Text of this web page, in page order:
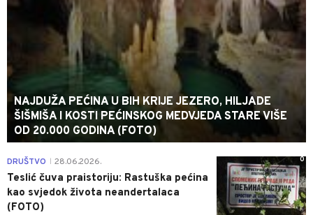
NAJDUŽA PEĆINA U BIH KRIJE JEZERO, HILJADE
ŠIŠMIŠA I KOSTI PEĆINSKOG MEDVJEDA STARE VIŠE
OD 20.000 GODINA (FOTO)
0
DRUŠTVO 28.06.2026.
Teslić čuva praistoriju: Rastuška pećina
kao svjedok života neandertalaca
(FOTO)